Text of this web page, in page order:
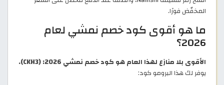
المخفّض فورًا.
ما هو أقوى كود خصم نمشي لعام
2026؟
الأقوى بلا منازع لهذا العام هو كود خصم نمشي 2026: (CKH3).
يوفر لك هذا البرومو كود: